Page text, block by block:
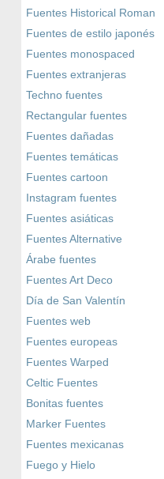
Fuentes Historical Roman
Fuentes de estilo japonés
Fuentes monospaced
Fuentes extranjeras
Techno fuentes
Rectangular fuentes
Fuentes dañadas
Fuentes temáticas
Fuentes cartoon
Instagram fuentes
Fuentes asiáticas
Fuentes Alternative
Árabe fuentes
Fuentes Art Deco
Día de San Valentín
Fuentes web
Fuentes europeas
Fuentes Warped
Celtic Fuentes
Bonitas fuentes
Marker Fuentes
Fuentes mexicanas
Fuego y Hielo